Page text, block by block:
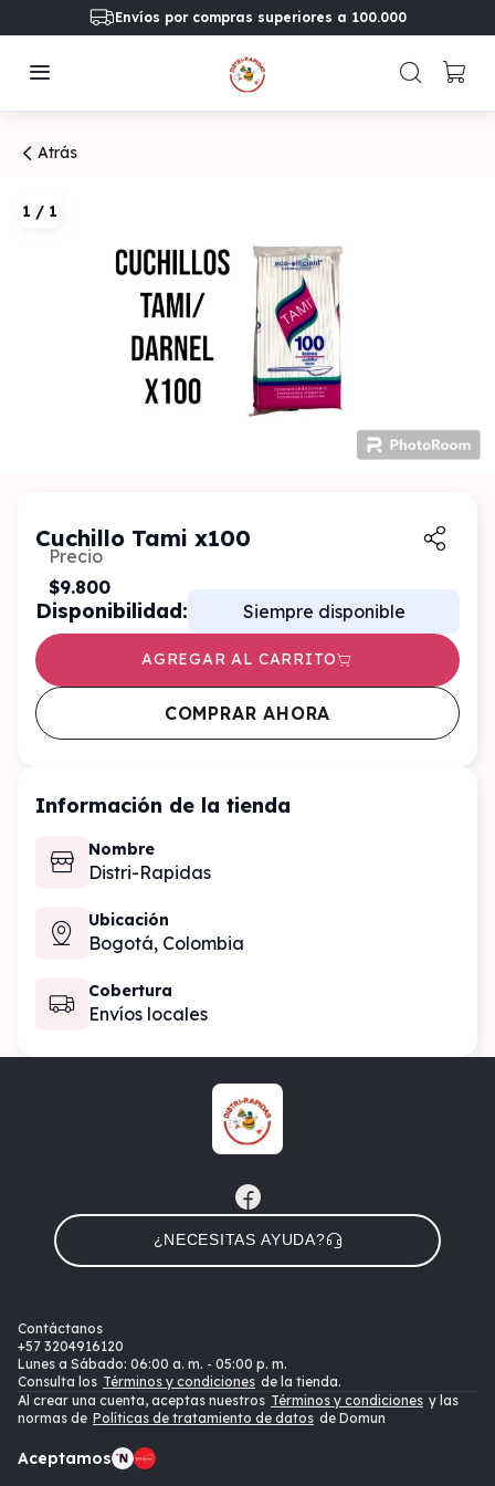
Envíos por compras superiores a 100.000
Atrás
1 / 1
Cuchillo Tami x100
Precio
$9.800
Disponibilidad: Siempre disponible
AGREGAR AL CARRITO
COMPRAR AHORA
Información de la tienda
Nombre
Distri-Rapidas
Ubicación
Bogotá, Colombia
Cobertura
Envíos locales
¿NECESITAS AYUDA?
Contáctanos
+57 3204916120
Lunes a Sábado: 06:00 a. m. - 05:00 p. m.
Consulta los Términos y condiciones de la tienda.
Al crear una cuenta, aceptas nuestros Términos y condiciones y las
normas de Políticas de tratamiento de datos de Domun
Aceptamos